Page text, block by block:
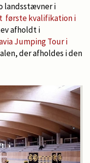
landsstævner i
første kvalifikation i
afholdt i
Jumping Tour i
der afholdes i den